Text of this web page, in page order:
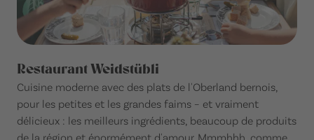
Restaurant Weidstübli
Cuisine moderne avec des plats de l'Oberland bernois,
pour les petites et les grandes faims – et vraiment
délicieux : les meilleurs ingrédients, beaucoup de produits
de la région et énormément d'amour. Mmmhhh, comme